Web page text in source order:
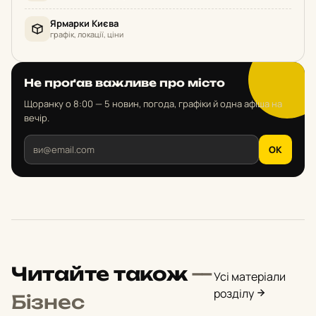
Ярмарки Києва
графік, локації, ціни
Не проґав важливе про місто
Щоранку о 8:00 — 5 новин, погода, графіки й одна афіша на
вечір.
OK
Читайте також—
Бізнес
Усі матеріали
розділу